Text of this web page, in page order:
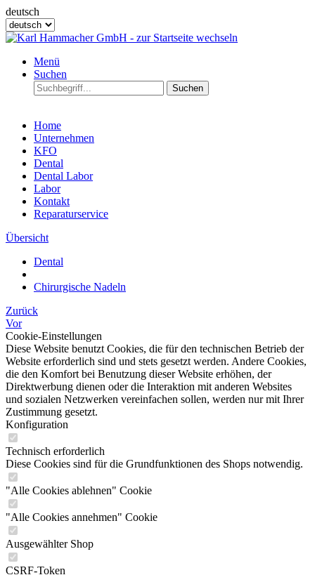
deutsch
Menü
Suchen
Suchen
Home
Unternehmen
KFO
Dental
Dental Labor
Labor
Kontakt
Reparaturservice
Übersicht
Dental
Chirurgische Nadeln
Zurück
Vor
Cookie-Einstellungen
Diese Website benutzt Cookies, die für den technischen Betrieb der
Website erforderlich sind und stets gesetzt werden. Andere Cookies,
die den Komfort bei Benutzung dieser Website erhöhen, der
Direktwerbung dienen oder die Interaktion mit anderen Websites
und sozialen Netzwerken vereinfachen sollen, werden nur mit Ihrer
Zustimmung gesetzt.
Konfiguration
Technisch erforderlich
Diese Cookies sind für die Grundfunktionen des Shops notwendig.
"Alle Cookies ablehnen" Cookie
"Alle Cookies annehmen" Cookie
Ausgewählter Shop
CSRF-Token